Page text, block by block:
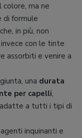
ma ne
di formule
in più, non
invece con le tinte
assorbiti e venire a
una durata
per capelli,
adatte a tutti i tipi di
inquinanti e